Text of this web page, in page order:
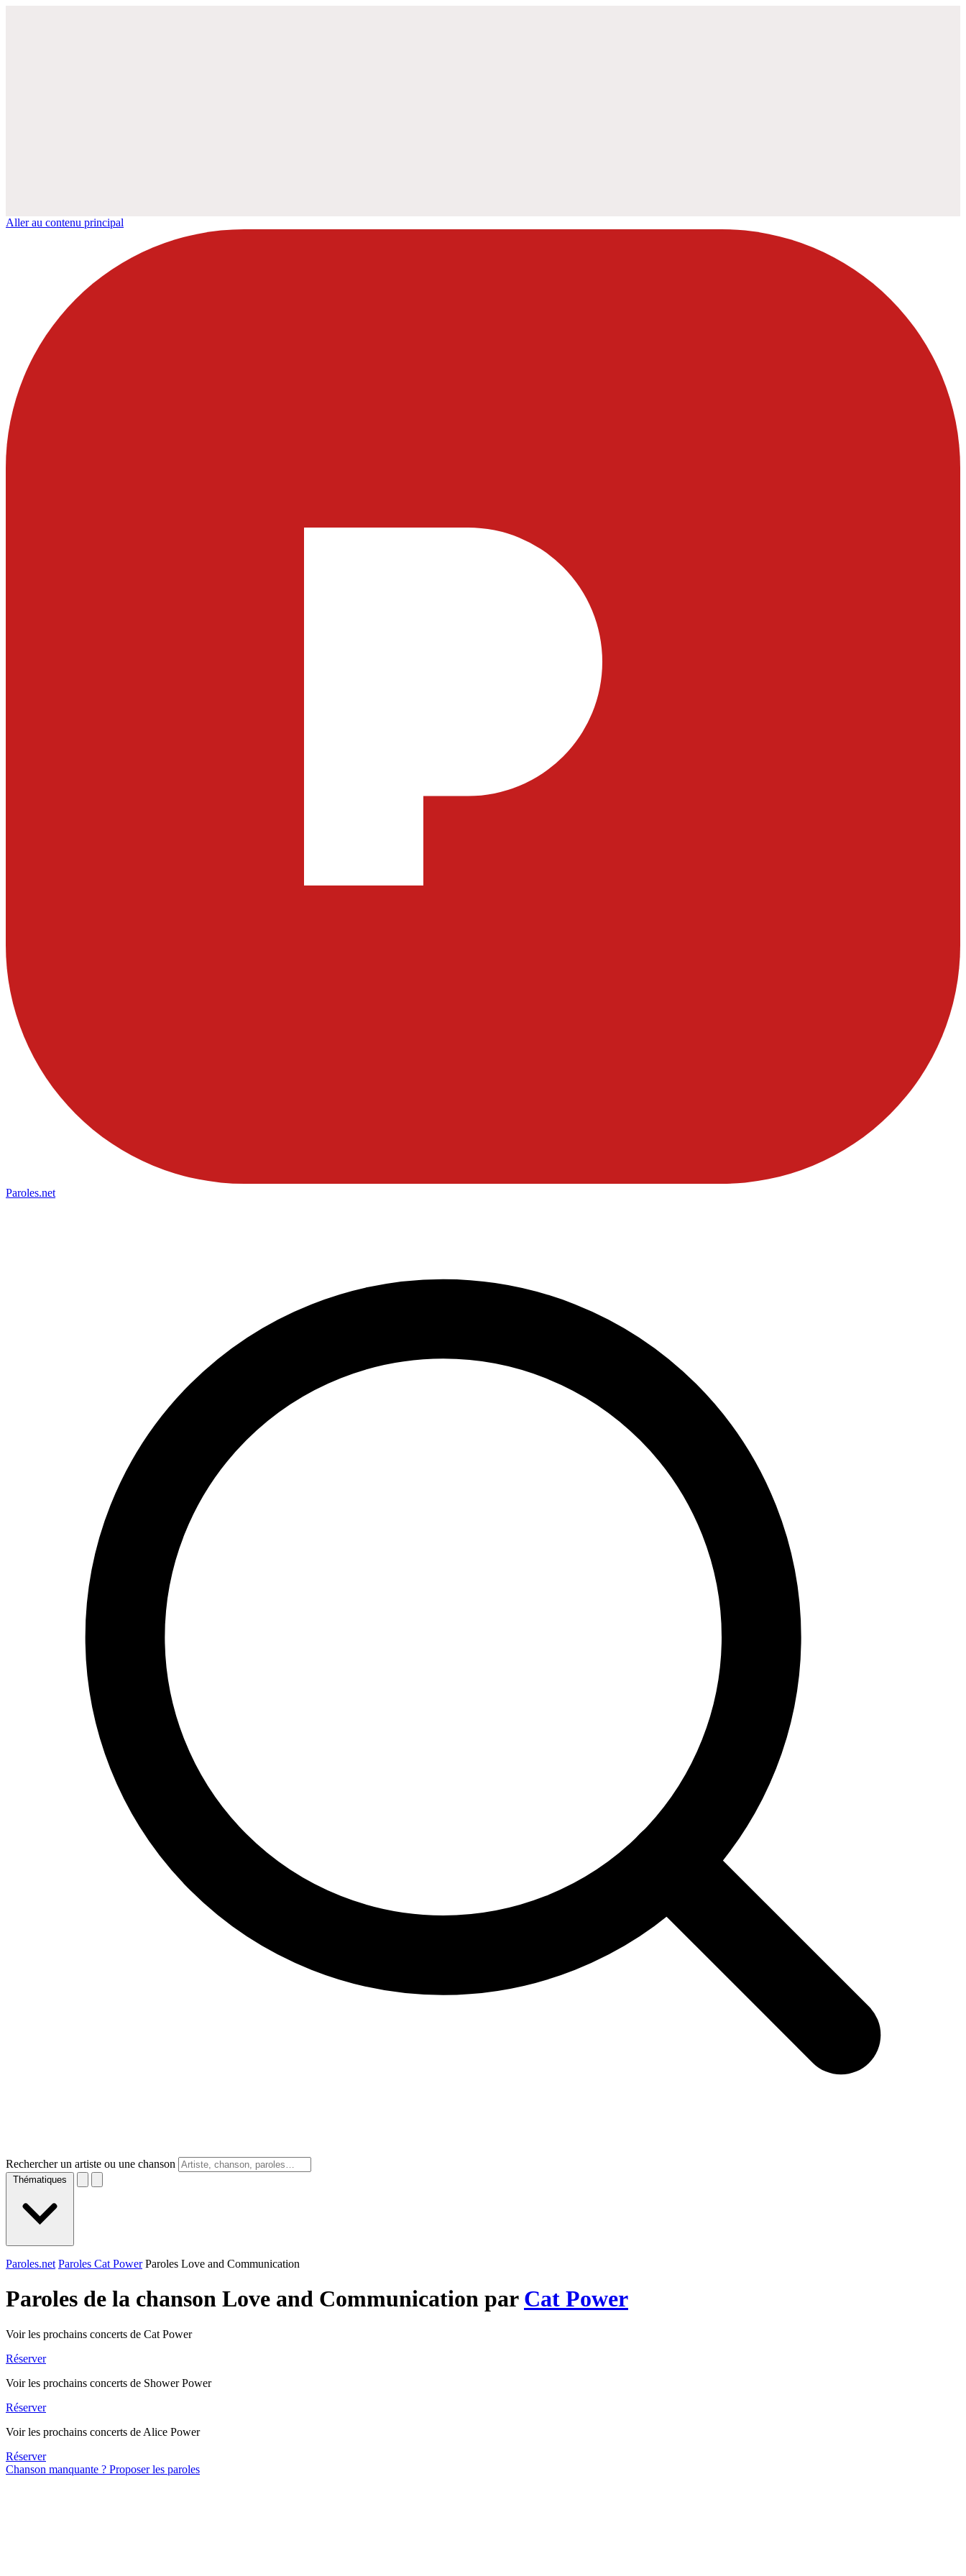
Aller au contenu principal
Paroles.net
Rechercher un artiste ou une chanson
Thématiques
Paroles.net Paroles Cat Power Paroles Love and Communication
Paroles de la chanson Love and Communication par Cat Power
Voir les prochains concerts de Cat Power
Réserver
Voir les prochains concerts de Shower Power
Réserver
Voir les prochains concerts de Alice Power
Réserver
Chanson manquante ? Proposer les paroles